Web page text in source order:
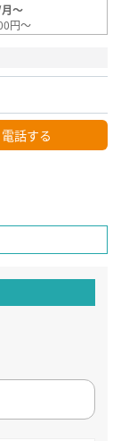
～
円～
電話する